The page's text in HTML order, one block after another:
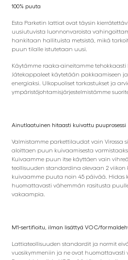
100% puuta
Esta Parketin lattiat ovat täysin
uusiutuvista luonnonvaroista
hankitaan hallituista metsistä, mikä
puun tilalle istutetaan uusi.
Käytämme raaka-aineitamme tehokkaasti
Jätekappaleet käytetään pakkaamiseen
energiaksi. Ulkopuoliset tarkastukset ja
ympäristöjohtamisjärjestelmistämme
Ainutlaatuinen hitaasti kuivattu puuprosessi
Valmistamme parkettilaudat vain Virossa
aloittaen puun kuivaamisesta
Kuivaamme puun itse käyttäen vain
teollisuuden standardina olevaan 2 viikon
kuivaamme puuta noin 45 päivää. Hidas
huomattavasti vähemmän rasitusta
vakaampia.
M1-sertifioitu, ilman lisättyä VOC/
Lattiateollisuuden standardit ja normit
vuosikymmeniin ja ne ovat huomattavasti